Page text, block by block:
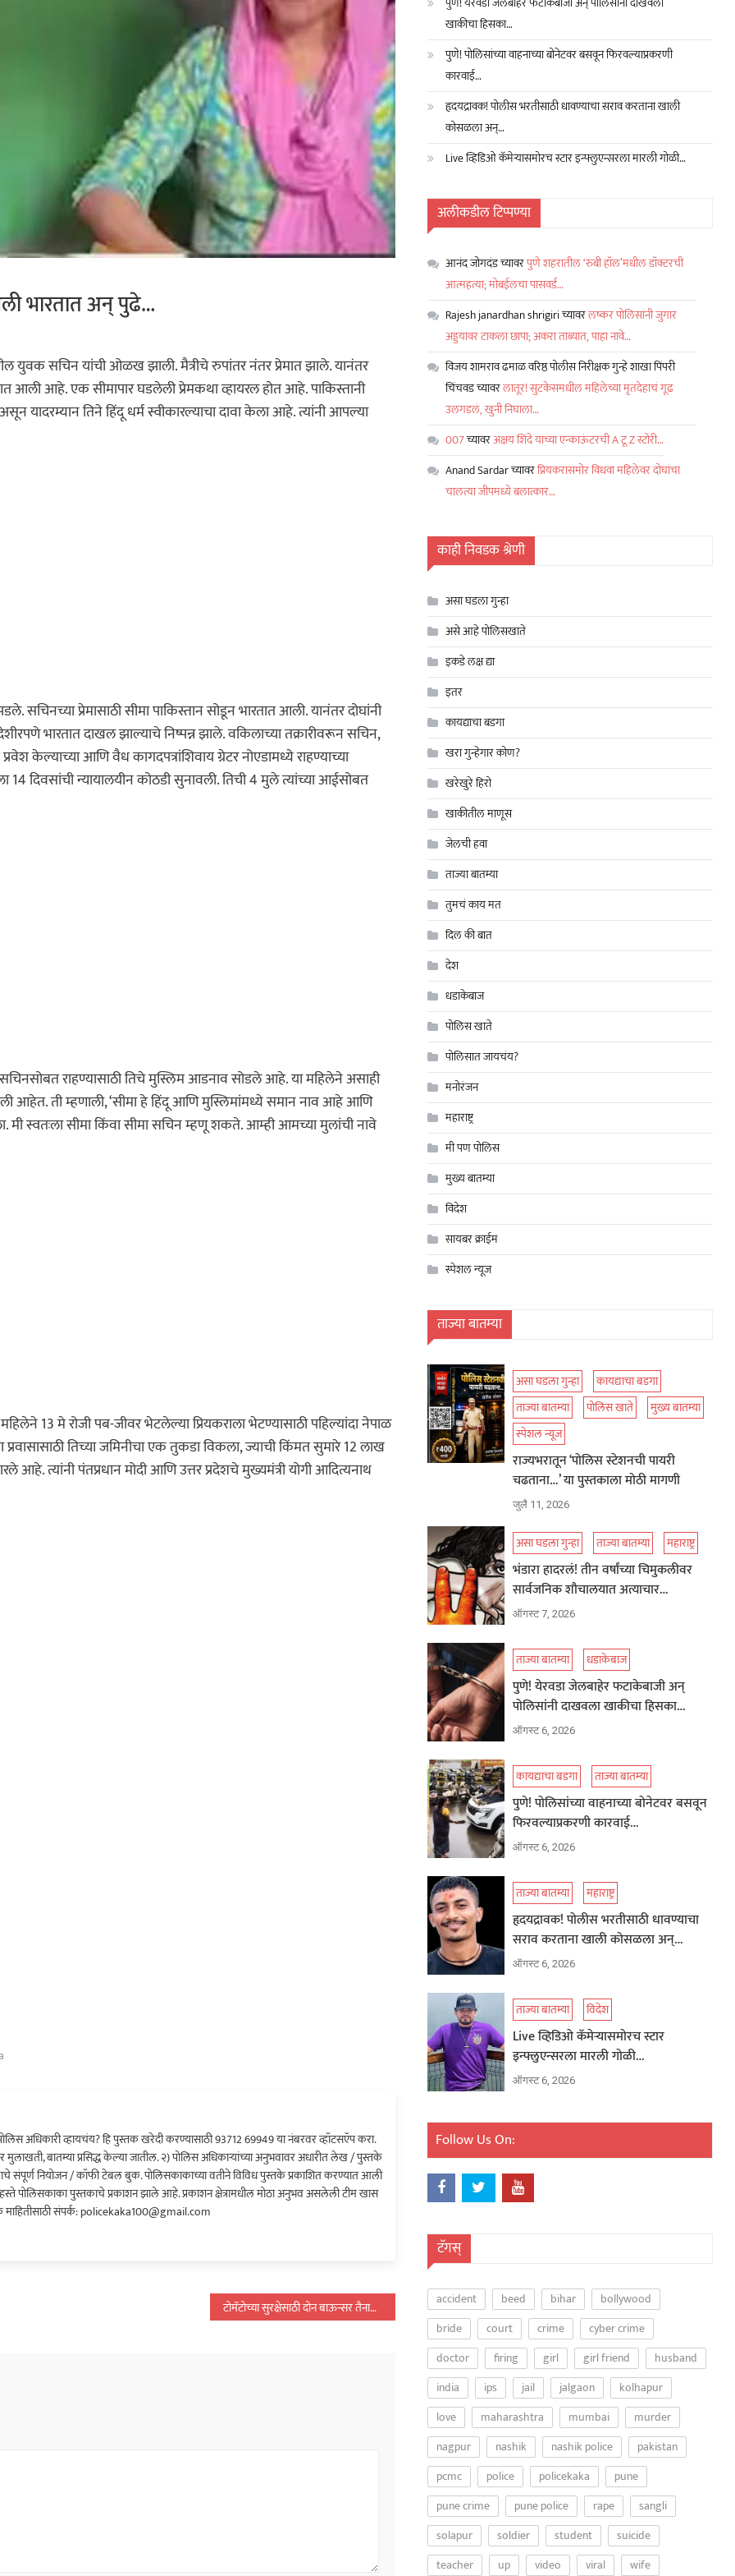
भारतात अन् पुढे…
युवक सचिन यांची ओळख झाली. मैत्रीचे रुपांतर नंतर प्रेमात झाले. यानंतर
आली आहे. एक सीमापार घडलेली प्रेमकथा व्हायरल होत आहे. पाकिस्तानी
तिने हिंदू धर्म स्वीकारल्याचा दावा केला आहे. त्यांनी आपल्या
प्रेमासाठी सीमा पाकिस्तान सोडून भारतात आली. यानंतर दोघांनी
भारतात दाखल झाल्याचे निष्पन्न झाले. वकिलाच्या तक्रारीवरून सचिन,
केल्याच्या आणि वैध कागदपत्रांशिवाय ग्रेटर नोएडामध्ये राहण्याच्या
दिवसांची न्यायालयीन कोठडी सुनावली. तिची 4 मुले त्यांच्या आईसोबत
राहण्यासाठी तिचे मुस्लिम आडनाव सोडले आहे. या महिलेने असाही
आहेत. ती म्हणाली, ‘सीमा हे हिंदू आणि मुस्लिमांमध्ये समान नाव आहे आणि
स्वतःला सीमा किंवा सीमा सचिन म्हणू शकते. आम्ही आमच्या मुलांची नावे
13 मे रोजी पब-जीवर भेटलेल्या प्रियकराला भेटण्यासाठी पहिल्यांदा नेपाळ
तिच्या जमिनीचा एक तुकडा विकला, ज्याची किंमत सुमारे 12 लाख
आहे. त्यांनी पंतप्रधान मोदी आणि उत्तर प्रदेशचे मुख्यमंत्री योगी आदित्यनाथ
अधिकारी व्हायचंय? हि पुस्तक खरेदी करण्यासाठी 93712 69949 या नंबरवर व्हॉटसऍप करा.
मुलाखती, बातम्या प्रसिद्ध केल्या जातील. २) पोलिस अधिकाऱ्यांच्या अनुभवावर अधारीत लेख / पुस्तके
संपूर्ण नियोजन / कॉफी टेबल बुक. पोलिसकाकाच्या वतीने विविध पुस्तके प्रकाशित करण्यात आली
पोलिसकाका पुस्तकाचे प्रकाशन झाले आहे. प्रकाशन क्षेत्रामधील मोठा अनुभव असलेली टीम खास
संपर्क: policekaka100@gmail.com
टोमॅटोच्या सुरक्षेसाठी दोन बाऊन्सर तैनात; Video Viral…
खाकीचा हिसका…
पुणे! पोलिसांच्या वाहनाच्या बोनेटवर बसवून फिरवल्याप्रकरणी
कारवाई…
हृदयद्रावक! पोलीस भरतीसाठी धावण्याचा सराव करताना खाली
कोसळला अन्…
Live व्हिडिओ कॅमेऱ्यासमोरच स्टार इन्फ्लुएन्सरला मारली गोळी…
अलीकडील टिप्पण्या
आनंद जोगदंडच्यावरपुणे शहरातील ‘रुबी हॉल’मधील डॉक्टरची
आत्महत्या; मोबईलचा पासवर्ड…
Rajesh janardhan shrigiriच्यावरलष्कर पोलिसांनी जुगार
अड्डयावर टाकला छापा; अकरा ताब्यात, पाहा नावे…
विजय शामराव ढमाळ वरिष्ठ पोलीस निरीक्षक गुन्हे शाखा पिंपरी
चिंचवडच्यावरलातूर! सुटकेसमधील महिलेच्या मृतदेहाचं गूढ
उलगडलं, खुनी निघाला…
007च्यावरअक्षय शिंदे याच्या एन्काऊंटरची A टू Z स्टोरी…
Anand Sardarच्यावरप्रियकरासमोर विधवा महिलेवर दोघांचा
चालत्या जीपमध्ये बलात्कार…
काही निवडक श्रेणी
असा घडला गुन्हा
असे आहे पोलिसखाते
इकडे लक्ष द्या
इतर
कायद्याचा बडगा
खरा गुन्हेगार कोण?
खरेखुरे हिरो
खाकीतील माणूस
जेलची हवा
ताज्या बातम्या
तुमचं काय मत
दिल की बात
देश
धडाकेबाज
पोलिस खाते
पोलिसात जायचंय?
मनोरंजन
महाराष्ट्र
मी पण पोलिस
मुख्य बातम्या
विदेश
सायबर क्राईम
स्पेशल न्यूज
ताज्या बातम्या
असा घडला गुन्हा
कायद्याचा बडगा
ताज्या बातम्या
पोलिस खाते
मुख्य बातम्या
स्पेशल न्यूज
राज्यभरातून ‘पोलिस स्टेशनची पायरी
चढताना…’ या पुस्तकाला मोठी मागणी
जुलै 11, 2026
असा घडला गुन्हा ताज्या बातम्या महाराष्ट्र
भंडारा हादरलं! तीन वर्षांच्या चिमुकलीवर
सार्वजनिक शौचालयात अत्याचार…
ऑगस्ट 7, 2026
ताज्या बातम्या धडाकेबाज
पुणे! येरवडा जेलबाहेर फटाकेबाजी अन्
पोलिसांनी दाखवला खाकीचा हिसका…
ऑगस्ट 6, 2026
कायद्याचा बडगा ताज्या बातम्या
पुणे! पोलिसांच्या वाहनाच्या बोनेटवर बसवून
फिरवल्याप्रकरणी कारवाई…
ऑगस्ट 6, 2026
ताज्या बातम्या महाराष्ट्र
हृदयद्रावक! पोलीस भरतीसाठी धावण्याचा
सराव करताना खाली कोसळला अन्…
ऑगस्ट 6, 2026
ताज्या बातम्या विदेश
Live व्हिडिओ कॅमेऱ्यासमोरच स्टार
इन्फ्लुएन्सरला मारली गोळी…
ऑगस्ट 6, 2026
Follow Us On:
टॅगस्
accident beed bihar
bollywood
bride
court crime
cyber crime
doctor
firing girl girl friend
husband
india
ips jail jalgaon
kolhapur
love
maharashtra mumbai
murder
nagpur
nashik nashik police
pakistan
pcmc
police policekaka
pune
pune crime
pune police rape
sangli
solapur
soldier student
suicide
teacher
up video viral wife